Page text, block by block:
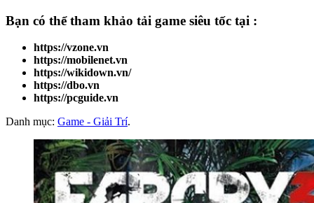
Bạn có thể tham khảo tải game siêu tốc tại :
https://vzone.vn
https://mobilenet.vn
https://wikidown.vn/
https://dbo.vn
https://pcguide.vn
Danh mục: Game - Giải Trí.